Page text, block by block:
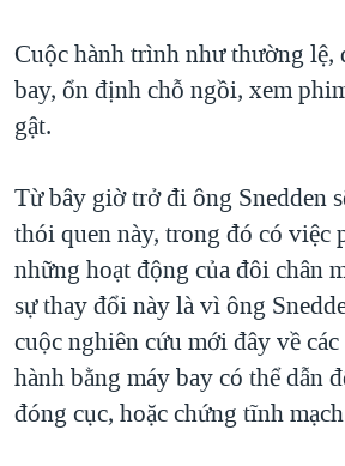
BÊN KIA QUỐC LỘ: TIẾNG VỌNG TỪ
Cuộc hành trình như thường lệ,
bay, ổn định chỗ ngồi, xem
gật.
Từ bây giờ trở đi ông Snedden
thói quen này, trong đó có việc
những hoạt động của đôi chân
sự thay đổi này là vì ông
cuộc nghiên cứu mới đây về
hành bằng máy bay có thể dẫn
đóng cục, hoặc chứng tĩnh